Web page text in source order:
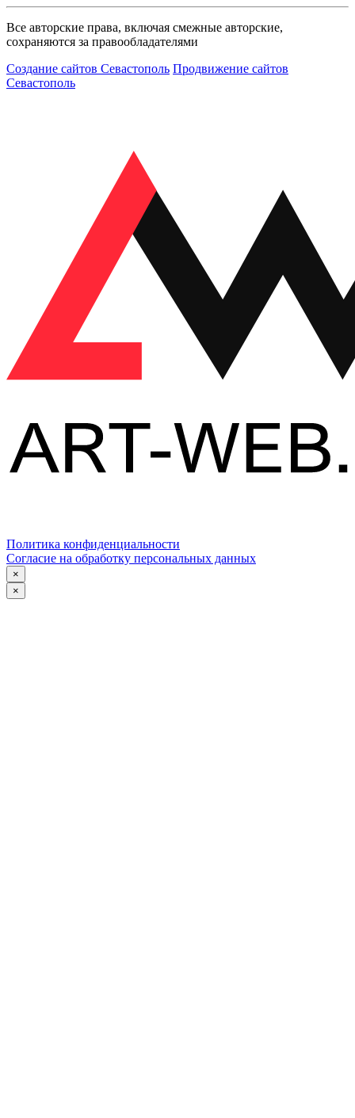
Все авторские права, включая смежные авторские,
сохраняются за правообладателями
Создание сайтов Севастополь Продвижение сайтов
Севастополь
Политика конфиденциальности
Согласие на обработку персональных данных
×
×